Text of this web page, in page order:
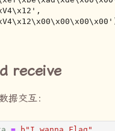
receive
据交互：